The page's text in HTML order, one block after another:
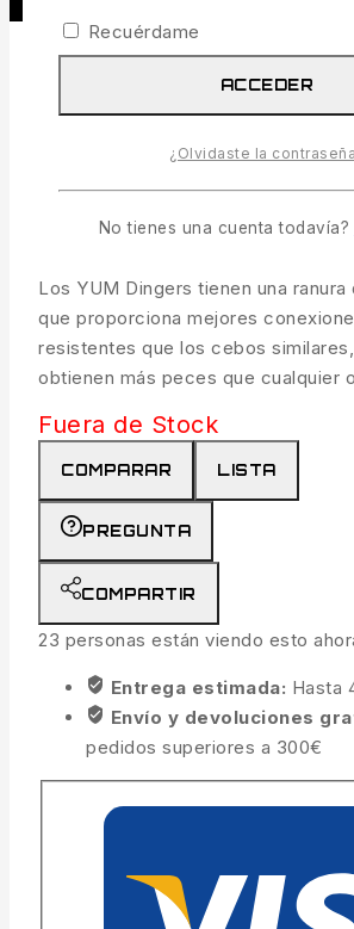
YUM Dinger 5
5110
IVA incl.
Los YUM Dingers tienen una ranura
que proporciona mejores
resistentes que los cebos
obtienen más peces que cualquier
Fuera de Stock
COMPARAR LISTA
PREGUNTA
COMPARTIR
23 personas están viendo esto
Entrega estimada: Hasta
Envío y devoluciones
pedidos superiores a 300€
Recuérdame
ACCEDER
¿Olvidaste la
No tienes una cuenta todavía?